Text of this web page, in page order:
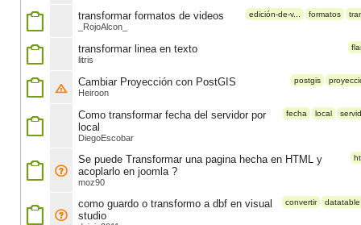
edición-de-v... formatos
transformar formatos de videos
_RojoAlcon_
transformar linea en texto
litris
postgis
Cambiar Proyección con PostGIS
Heiroon
fecha local
Como transformar fecha del servidor por
local
DiegoEscobar
Se puede Transformar una pagina hecha en HTML y
acoplarlo en joomla ?
moz90
convertir datatable
como guardo o transformo a dbf en visual
studio